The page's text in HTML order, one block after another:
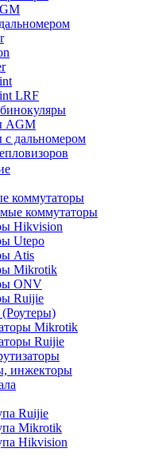
LRF
AGM
с дальномером
коммутаторы
коммутаторы
Hikvision
Utepo
Atis
Mikrotik
ONV
Ruijie
Mikrotik
Ruijie
инжекторы
Ruijie
Mikrotik
Hikvision